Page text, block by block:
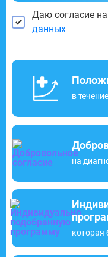
Даю согласие на
данных
в
на
которая